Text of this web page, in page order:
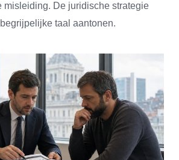
misleiding. De juridische strategie
taal aantonen.